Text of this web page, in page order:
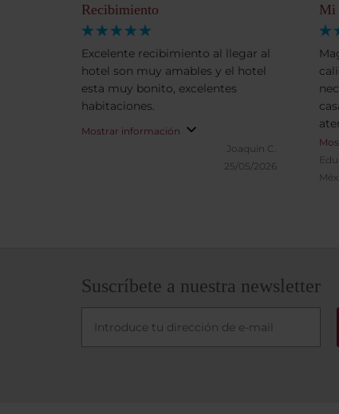
Recibimiento
Excelente recibimiento al llegar al
hotel son muy amables y el hotel
esta muy bonito, excelentes
habitaciones.
Mostrar información
Joaquin C.
25/05/2026
Mi
Suscríbete a nuestra newsletter